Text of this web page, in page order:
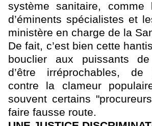
système sanitaire, comme
d’éminents spécialistes et
ministère en charge de la
De fait, c’est bien cette
bouclier aux puissants
d’être irréprochables,
contre la clameur
souvent certains
faire fausse route.